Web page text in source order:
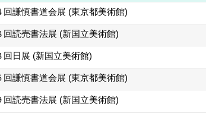
回謙慎書道会展 (東京都美術館)
回読売書法展 (新国立美術館)
回日展 (新国立美術館)
回謙慎書道会展 (東京都美術館)
回読売書法展 (新国立美術館)